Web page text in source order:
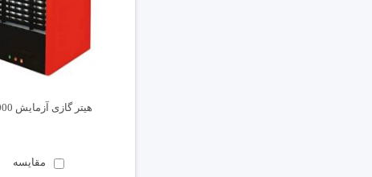
هیتر گازی آزمایش 45000
مقایسه